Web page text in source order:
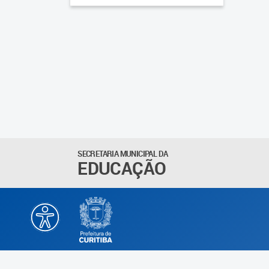
SECRETARIA MUNICIPAL DA
EDUCAÇÃO